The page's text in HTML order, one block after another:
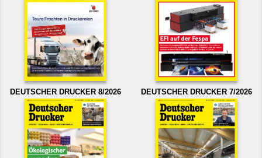
DEUTSCHER DRUCKER 8/2026 DEUTSCHER DRUCKER 7/2026